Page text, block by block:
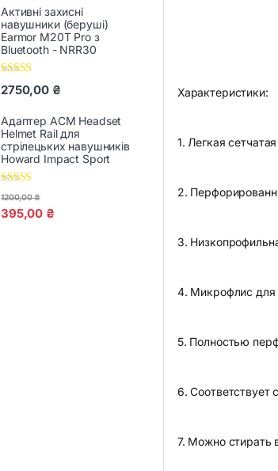
Характеристики:
1. Легкая
2.
3.
4. Микрофлис для
5. Полностью
6. Соответствует
7. Можно стирать
Активні захисні
навушники (беруші)
Earmor M20T Pro з
Bluetooth - NRR30
Оцінено в
5.00з 5
2750,00 ₴
Адаптер ACM Headset
Helmet Rail для
стрілецьких навушників
Howard Impact Sport
Оцінено в
5.00з 5
395,00 ₴
1200,00₴